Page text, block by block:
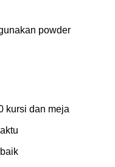
powder
kursi dan meja